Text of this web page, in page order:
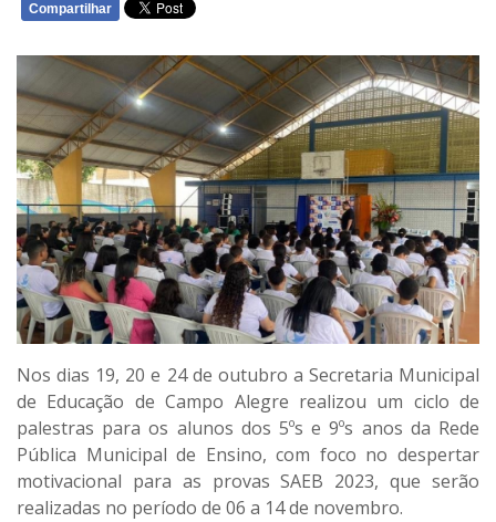
Compartilhar
Nos dias 19, 20 e 24 de outubro a Secretaria Municipal
de Educação de Campo Alegre realizou um ciclo de
palestras para os alunos dos 5ºs e 9ºs anos da Rede
Pública Municipal de Ensino, com foco no despertar
motivacional para as provas SAEB 2023, que serão
realizadas no período de 06 a 14 de novembro.